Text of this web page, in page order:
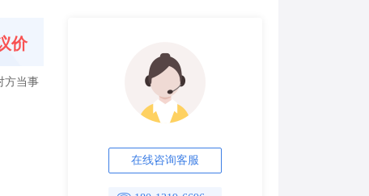
价
方当事
在线咨询客服